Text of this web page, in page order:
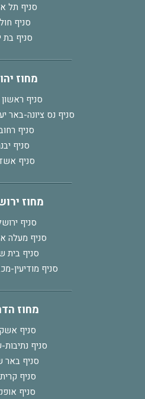
סניף תל
סניף
סניף בת
מחוז
סניף ראשון
סניף נס ציונה-באר
סניף
סניף
סניף
מחוז
סניף
סניף מעלה
סניף בית
סניף מודיעין-
מחוז
סניף
סניף
סניף באר
סניף
סניף